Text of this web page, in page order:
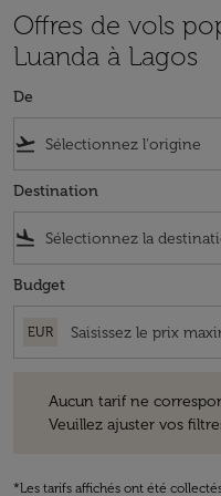
Offres de vols
Luanda à Lagos
De
flight_takeoff
Destination
flight_land
Budget
EUR
Aucun tarif ne
Veuillez ajuster vos
*Les tarifs affichés ont été